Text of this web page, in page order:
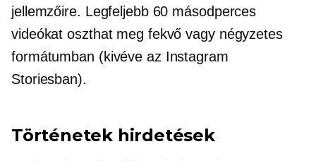
jellemzőire. Legfeljebb 60 másodperces
videókat oszthat meg fekvő vagy négyzetes
formátumban (kivéve az Instagram
Storiesban).
Történetek hirdetések